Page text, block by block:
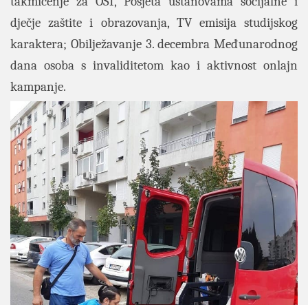
dječje zaštite i obrazovanja, TV emisija studijskog
karaktera; Obilježavanje 3. decembra Međunarodnog
dana osoba s invaliditetom kao i aktivnost onlajn
kampanje.